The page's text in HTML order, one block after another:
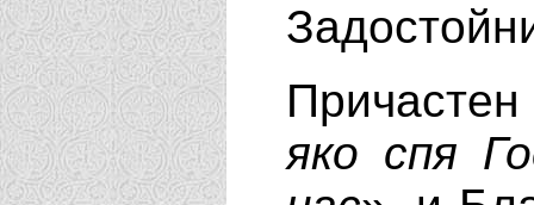
яко спя